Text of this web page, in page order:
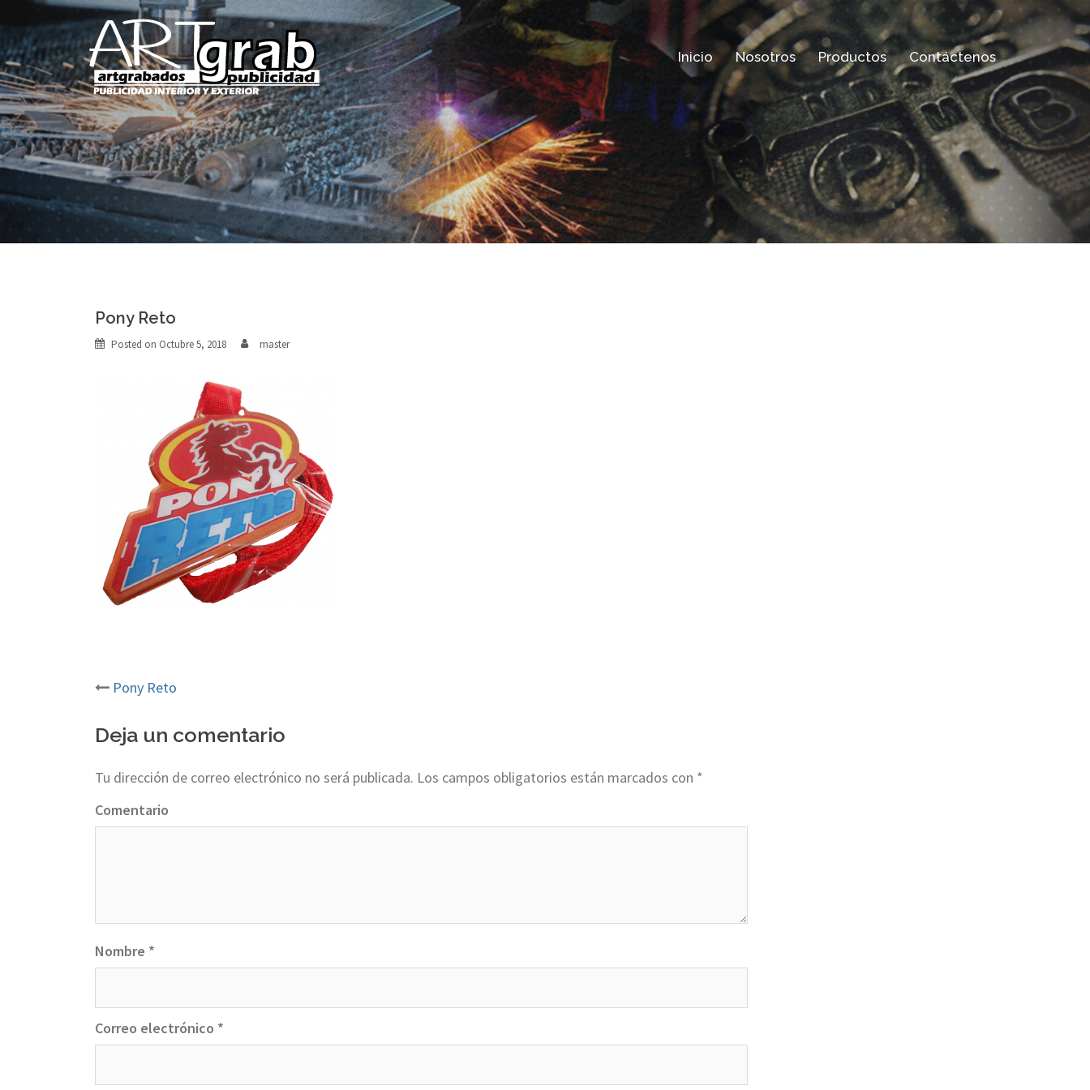
to
content
Inicio Nosotros Productos Contáctenos
Pony Reto
Posted on Octubre 5, 2018 master
Post
navigation
Pony Reto
Deja un comentario
Tu dirección de correo electrónico no será publicada. Los campos obligatorios están marcados con *
Comentario
Nombre *
Correo electrónico *